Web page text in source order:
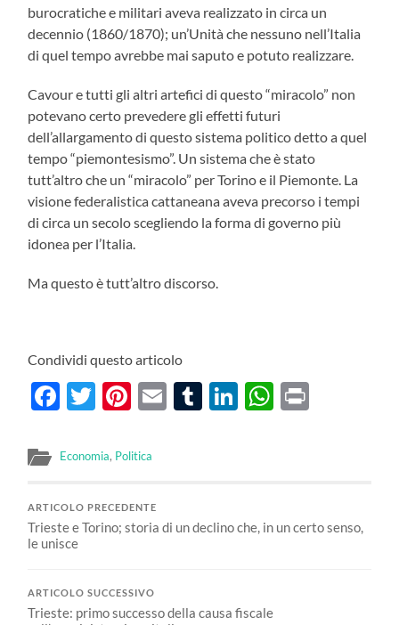
burocratiche e militari aveva realizzato in circa un
decennio (1860/1870); un’Unità che nessuno nell’Italia
di quel tempo avrebbe mai saputo e potuto realizzare.
Cavour e tutti gli altri artefici di questo “miracolo” non
potevano certo prevedere gli effetti futuri
dell’allargamento di questo sistema politico detto a quel
tempo “piemontesismo”. Un sistema che è stato
tutt’altro che un “miracolo” per Torino e il Piemonte. La
visione federalistica cattaneana aveva precorso i tempi
di circa un secolo scegliendo la forma di governo più
idonea per l’Italia.
Ma questo è tutt’altro discorso.
Condividi questo articolo
Facebook
Twitter
Pinterest
EmailTumblr
LinkedIn
Economia, Politica
ARTICOLO PRECEDENTE
Trieste e Torino; storia di un declino che, in un certo senso,
le unisce
ARTICOLO SUCCESSIVO
Trieste: primo successo della causa fiscale